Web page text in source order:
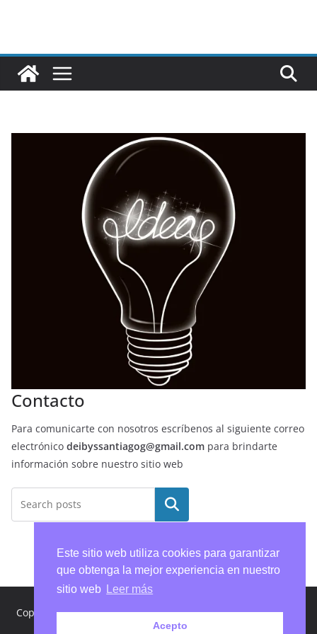
Contacto
Para comunicarte con nosotros escríbenos al siguiente correo
electrónico deibyssantiagog@gmail.com para brindarte
información sobre nuestro sitio web
Buscar
Copyright © 2026Ideas con Creatividad. Todos los derechos
reservados.
Este sitio web utiliza cookies para garantizar
que obtenga la mejor experiencia en nuestro
sitio web
Leer más
Acepto